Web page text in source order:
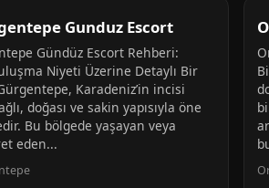
Gunduz Escort
Gündüz Escort Rehberi:
Niyeti Üzerine Detaylı Bir
Karadeniz’in incisi
doğası ve sakin yapısıyla öne
Bu bölgede yaşayan veya
eden...